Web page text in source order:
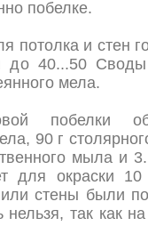
побелке.
потолка и стен
до 40...50
мела.
побелки
90 г
мыла и
для окраски
стены были
так как